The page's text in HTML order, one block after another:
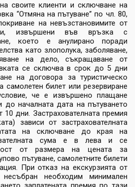
своите клиенти и сключване на
“Отмяна на пътуване” по чл. 80,
на невъзстановимите от
извършени във връзка с
което е анулирано поради
като злополука, заболяване,
на дело, съкращаване от
се сключва в срок до 5 дни
на договора за туристическо
самолетен билет или резервиране
че е извършено плащане
до началната дата на пътуването
дни. Застрахователната премия
зависи от застрахователната
на сключване до края на
сума е в лева и се
от размера на цената за
пътуване, самолетните билети
При отказ на екскурзията от
несъбран необходим минимален